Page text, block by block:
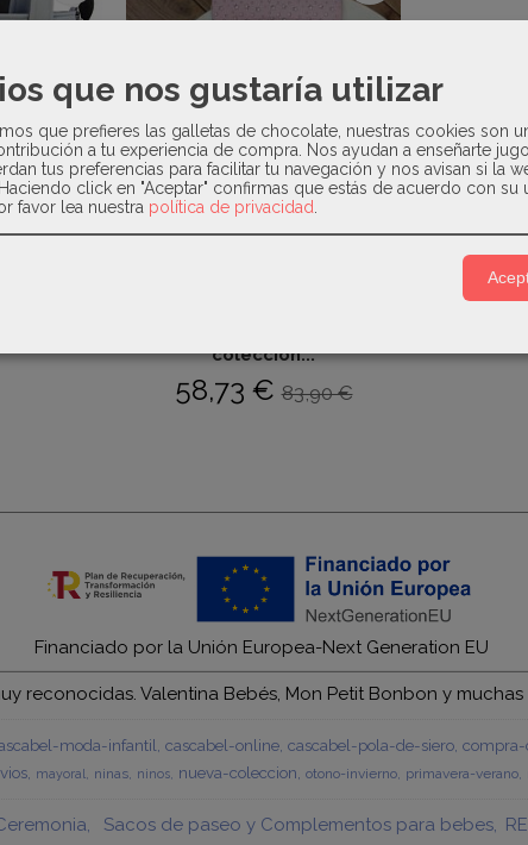
Paris
colección...
58,73 €83,90 €
Financiado por la Unión Europea-Next Generation EU
reconocidas. Valentina Bebés, Mon Petit Bonbon y
moda-infantil cascabel-online cascabel-pola-de-siero
mayoral ninas ninos nueva-coleccion otono-invierno primavera-verano
Sacos de paseo y Complementos para bebes
que nos gustaría utilizar
que prefieres las galletas de chocolate, nuestras cookies son
a tu experiencia de compra. Nos ayudan a enseñarte
tus preferencias para facilitar tu navegación y nos avisan si la
click en "Aceptar" confirmas que estás de acuerdo con su
favor lea nuestra política de privacidad